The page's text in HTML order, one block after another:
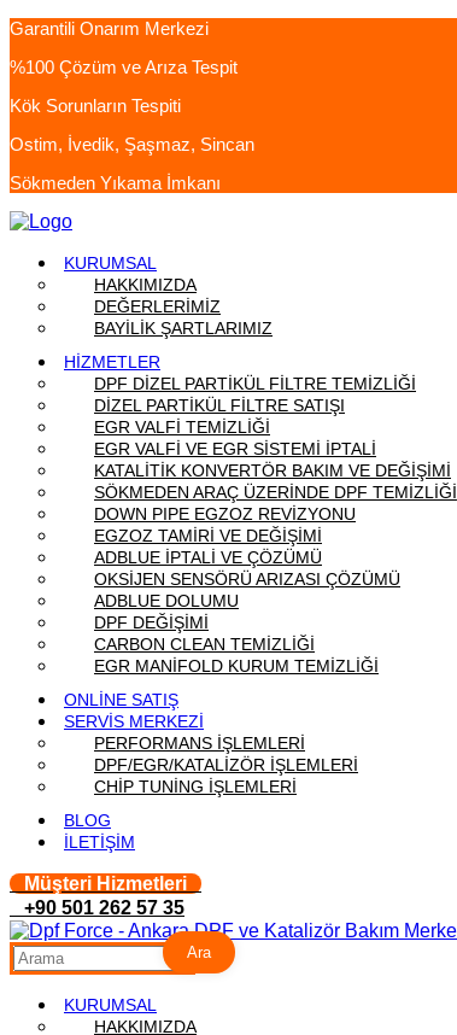
Garantili Onarım Merkezi
%100 Çözüm ve Arıza Tespit
Kök Sorunların Tespiti
Ostim, İvedik, Şaşmaz, Sincan
Sökmeden Yıkama İmkanı
KURUMSAL
HAKKIMIZDA
DEĞERLERİMİZ
BAYİLİK ŞARTLARIMIZ
HİZMETLER
DPF DİZEL PARTİKÜL FİLTRE TEMİZLİĞİ
DİZEL PARTİKÜL FİLTRE SATIŞI
EGR VALFİ TEMİZLİĞİ
EGR VALFİ VE EGR SİSTEMİ İPTALİ
KATALİTİK KONVERTÖR BAKIM VE DEĞİŞİMİ
SÖKMEDEN ARAÇ ÜZERİNDE DPF TEMİZLİĞİ
DOWN PIPE EGZOZ REVİZYONU
EGZOZ TAMİRİ VE DEĞİŞİMİ
ADBLUE İPTALİ VE ÇÖZÜMÜ
OKSİJEN SENSÖRÜ ARIZASI ÇÖZÜMÜ
ADBLUE DOLUMU
DPF DEĞİŞİMİ
CARBON CLEAN TEMİZLİĞİ
EGR MANİFOLD KURUM TEMİZLİĞİ
ONLİNE SATIŞ
SERVİS MERKEZİ
PERFORMANS İŞLEMLERİ
DPF/EGR/KATALİZÖR İŞLEMLERİ
CHİP TUNİNG İŞLEMLERİ
BLOG
İLETİŞİM
Müşteri Hizmetleri
+90 501 262 57 35
Ara
KURUMSAL
HAKKIMIZDA